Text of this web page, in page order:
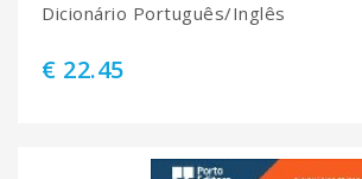
Dicionário Português/Inglês
€ 22.45